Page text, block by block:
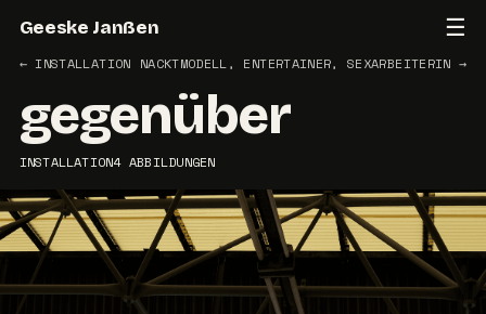
Geeske Janßen ☰
← INSTALLATION NACKTMODELL, ENTERTAINER, SEXARBEITERIN →
gegenüber
INSTALLATION4 ABBILDUNGEN